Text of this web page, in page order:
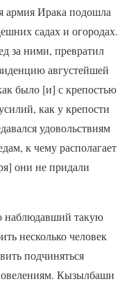
армия Ирака подошла
садах и огородах.
за ними, превратил
августейшей
было [и] с крепостью
как у крепости
удовольствиям
к чему располагает
они не придали
наблюдавший такую
несколько человек
подчиняться
Кызылбаши